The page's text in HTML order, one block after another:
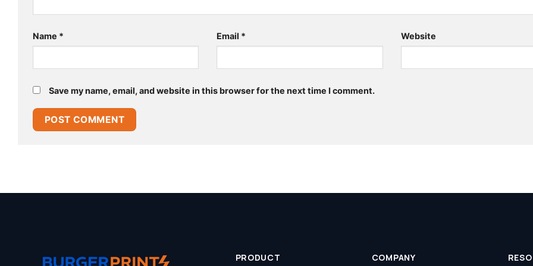
Name * Email * Website
Save my name, email, and website in this browser for the next time I comment.
PRODUCT COMPANY